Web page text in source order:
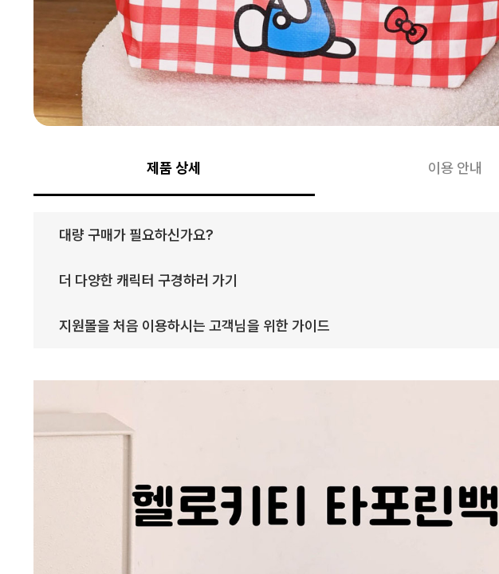
제품 상세 이용 안내
대량 구매가 필요하신가요?
더 다양한 캐릭터 구경하러 가기
지원몰을 처음 이용하시는 고객님을 위한 가이드